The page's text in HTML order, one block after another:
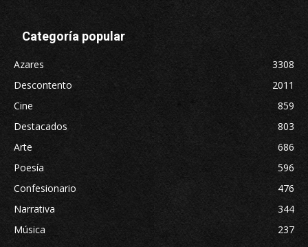
Categoría popular
Azares
3308
Descontento
2011
Cine
859
Destacados
803
Arte
686
Poesía
596
Confesionario
476
Narrativa
344
Música
237